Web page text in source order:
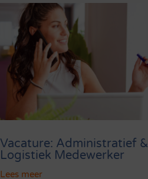
Vacature: Administratief &
Logistiek Medewerker
Lees meer